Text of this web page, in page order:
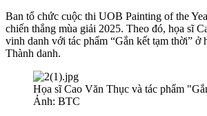
Ban tổ chức cuộc thi UOB Painting of the
chiến thắng mùa giải 2025. Theo đó, họa sĩ
vinh danh với tác phẩm “Gắn kết tạm thời” ở
Thành danh.
Họa sĩ Cao Văn Thục và tác phẩm
Ảnh: BTC